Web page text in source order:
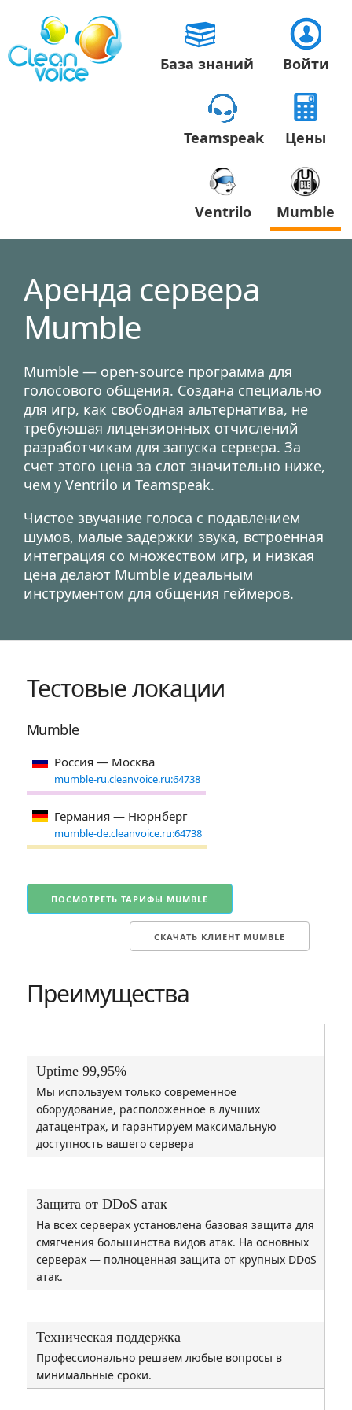
Войти
База знаний
Цены
Teamspeak
Mumble
Ventrilo
Аренда сервера
Mumble
Mumble — open-source программа для
голосового общения. Создана специально
для игр, как свободная альтернатива, не
требуюшая лицензионных отчислений
разработчикам для запуска сервера. За
счет этого цена за слот значительно ниже,
чем у Ventrilo и Teamspeak.
Чистое звучание голоса с подавлением
шумов, малые задержки звука, встроенная
интеграция со множеством игр, и низкая
цена делают Mumble идеальным
инструментом для общения геймеров.
Тестовые локации
Mumble
Россия — Москва
mumble-ru.cleanvoice.ru:64738
Германия — Нюрнберг
mumble-de.cleanvoice.ru:64738
ПОСМОТРЕТЬ ТАРИФЫ MUMBLE
СКАЧАТЬ КЛИЕНТ MUMBLE
Преимущества
Uptime 99,95%
Мы используем только современное
оборудование, расположенное в лучших
датацентрах, и гарантируем максимальную
доступность вашего сервера
Защита от DDoS атак
На всех серверах установлена базовая защита для
смягчения большинства видов атак. На основных
серверах — полноценная защита от крупных DDoS
атак.
Техническая поддержка
Профессионально решаем любые вопросы в
минимальные сроки.